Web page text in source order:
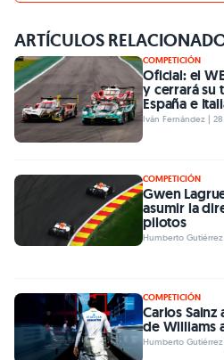
ARTÍCULOS
COMPETICIÓN
Oficial: el
y cerrará su
España e
Iván Fernández |
COMPETICIÓN
Gwen
asumir la
pilotos
Humberto
COMPETICIÓN
Carlos
de Williams
Humberto